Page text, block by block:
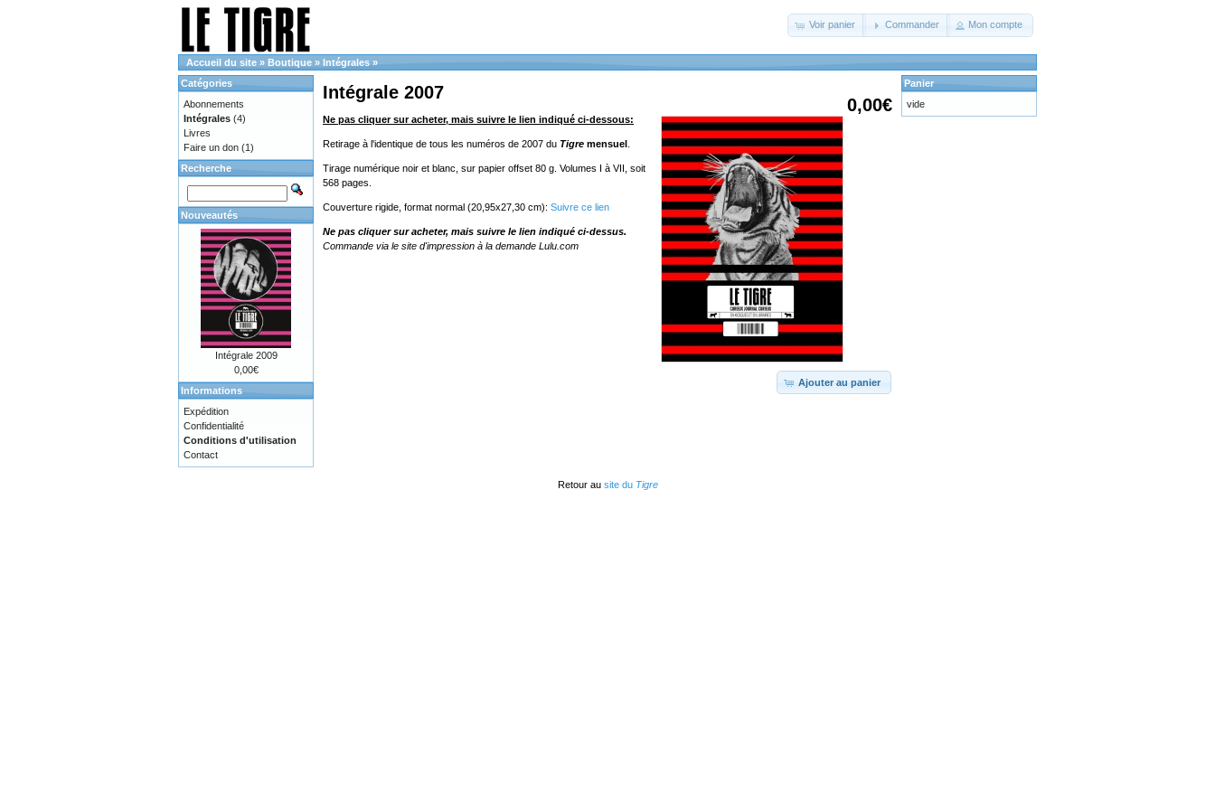
Voir panier Commander Mon compte
Accueil du site » Boutique » Intégrales »
0,00€
Intégrale 2007
Ne pas cliquer sur acheter, mais suivre le lien indiqué ci-dessous:
Retirage à l'identique de tous les numéros de 2007 du Tigre mensuel
Tirage numérique noir et blanc, sur papier offset 80 g. Volumes I à VII, soit
568 pages.
Couverture rigide, format normal (20,95x27,30 cm): Suivre ce lien
Ne pas cliquer sur acheter, mais suivre le lien indiqué ci-dessus.
Commande via le site d'impression à la demande Lulu.com
Ajouter au panier
Catégories
Abonnements
Intégrales (4)
Livres
Faire un don (1)
Recherche
Nouveautés
Intégrale 2009
0,00€
Informations
Expédition
Confidentialité
Conditions d'utilisation
Contact
Panier
vide
Retour au site du Tigre